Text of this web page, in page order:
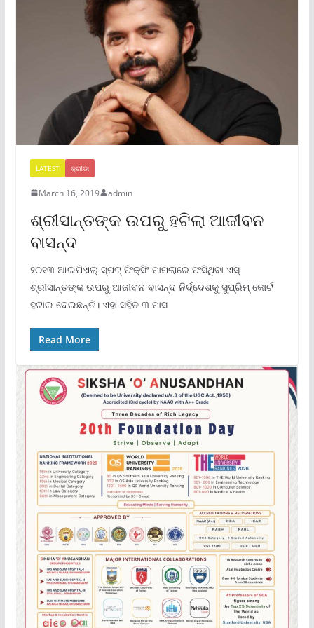
LATEST କ୍ରୀଡା
March 16, 2019 admin
ଶ୍ରୀସାନ୍ତଙ୍କ ଉପରୁ ହଟିଲା ଆଜୀବନ
ବାସନ୍ଦ
୨୦୧୩ ଆଇପିଏଲ୍ ସ୍ପଟ୍ ଫିକ୍ସିଂ ମାମଲାରେ ଫସିଥିବା ଏସ୍
ଶ୍ରୀସାନ୍ତଙ୍କ ଉପରୁ ଆଜୀବନ ବାସନ୍ଦ ନିର୍ଦ୍ଦେଶକୁ ସୁପ୍ରିମ୍ କୋର୍ଟ
ହଟାଇ ଦେଇଛନ୍ତି। ଏହା ସହିତ ୩ ମାସ
Read More